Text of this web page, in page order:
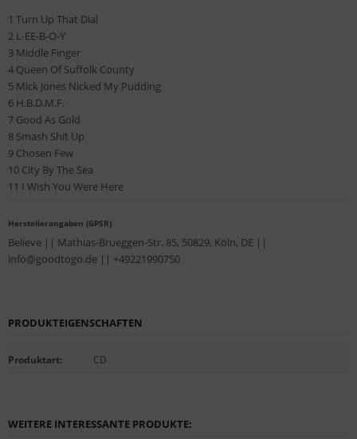
1 Turn Up That Dial
2 L-EE-B-O-Y
3 Middle Finger
4 Queen Of Suffolk County
5 Mick Jones Nicked My Pudding
6 H.B.D.M.F.
7 Good As Gold
8 Smash Shit Up
9 Chosen Few
10 City By The Sea
11 I Wish You Were Here
Herstellerangaben (GPSR)
Believe || Mathias-Brueggen-Str. 85, 50829, Köln, DE ||
info@goodtogo.de || +49221990750
PRODUKTEIGENSCHAFTEN
Produktart: CD
WEITERE INTERESSANTE PRODUKTE: